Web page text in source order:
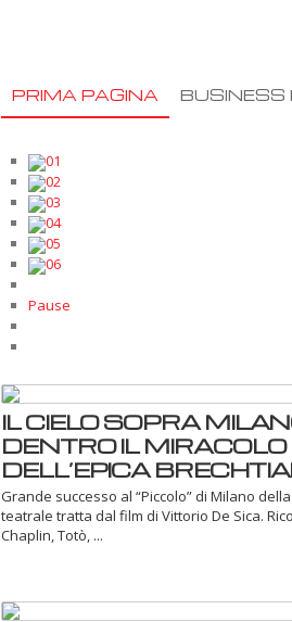
PRIMA PAGINA BUSINESS
01
02
03
04
05
06
Pause
IL CIELO SOPRA
DENTRO IL MIRACOLO
DELL’EPICA
Grande successo al “Piccolo” di Milano
teatrale tratta dal film di Vittorio De Sica.
Chaplin, Totò, ...